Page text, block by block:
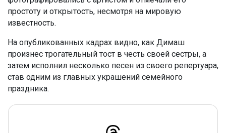
простоту и открытость, несмотря на мировую
известность.
На опубликованных кадрах видно, как Димаш
произнес трогательный тост в честь своей сестры, а
затем исполнил несколько песен из своего репертуара,
став одним из главных украшений семейного
праздника.